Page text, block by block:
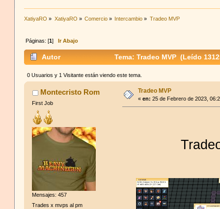
XatiyaRO » XatiyaRO » Comercio » Intercambio » Tradeo MVP
Páginas: [1] Ir Abajo
Autor Tema: Tradeo MVP (Leído
0 Usuarios y 1 Visitante están viendo este tema.
Montecristo Rom
First Job
Mensajes: 457
Trades x mvps al pm
Tradeo MVP
«en: 25 de Febrero de 2023,